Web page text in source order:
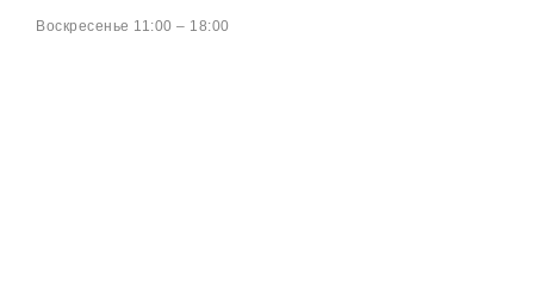
Воскресенье 11:00 – 18:00